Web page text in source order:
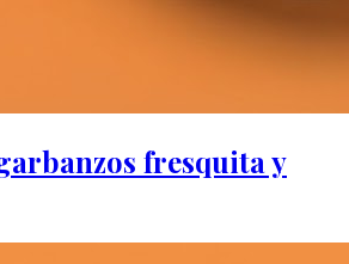
fresquita y